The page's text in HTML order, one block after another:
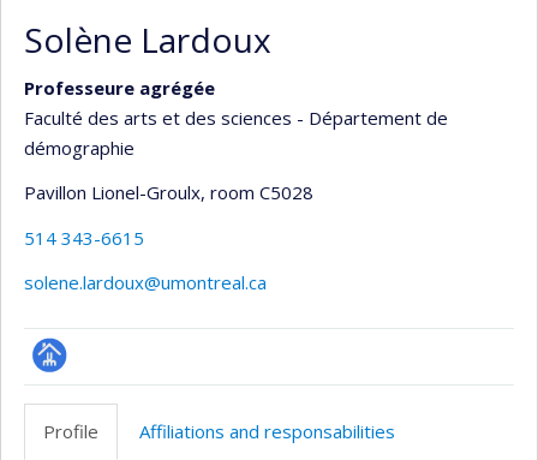
Solène Lardoux
Professeure agrégée
Faculté des arts et des sciences - Département de
démographie
Pavillon Lionel-Groulx, room C5028
514 343-6615
solene.lardoux@umontreal.ca
Page
professionnelle
Profile Affiliations and responsabilities